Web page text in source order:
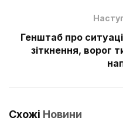
Генштаб про
зіткнення, ворог
Схожі Новини